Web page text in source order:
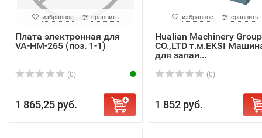
избранное сравнить
Плата электронная для
VA-HM-265 (поз. 1-1)
(0)
1 865,25 руб.
избранное сравнить
Hualian Machinery Group
CO.,LTD т.м.EKSI
для запаи...
(0)
1 852 руб.